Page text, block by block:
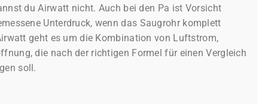
du Airwatt nicht. Auch bei den Pa ist Vorsicht
Unterdruck, wenn das Saugrohr komplett
geht es um die Kombination von Luftstrom,
die nach der richtigen Formel für einen Vergleich
soll.